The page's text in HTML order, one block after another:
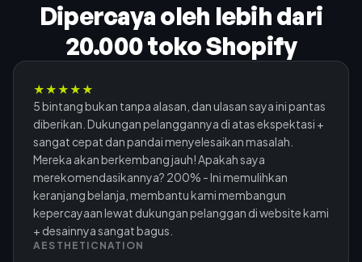
Dipercaya oleh lebih dari
20.000 toko Shopify
★★★★★
5 bintang bukan tanpa alasan, dan ulasan saya ini pantas
diberikan. Dukungan pelanggannya di atas ekspektasi +
sangat cepat dan pandai menyelesaikan masalah.
Mereka akan berkembang jauh! Apakah saya
merekomendasikannya? 200% - Ini memulihkan
keranjang belanja, membantu kami membangun
kepercayaan lewat dukungan pelanggan di website kami
+ desainnya sangat bagus.
AESTHETICNATION